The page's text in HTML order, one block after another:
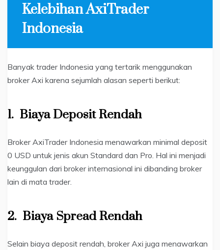
Kelebihan AxiTrader
Indonesia
Banyak trader Indonesia yang tertarik menggunakan
broker Axi karena sejumlah alasan seperti berikut:
1. Biaya Deposit Rendah
Broker AxiTrader Indonesia menawarkan minimal deposit
0 USD untuk jenis akun Standard dan Pro. Hal ini menjadi
keunggulan dari broker internasional ini dibanding broker
lain di mata trader.
2. Biaya Spread Rendah
Selain biaya deposit rendah, broker Axi juga menawarkan